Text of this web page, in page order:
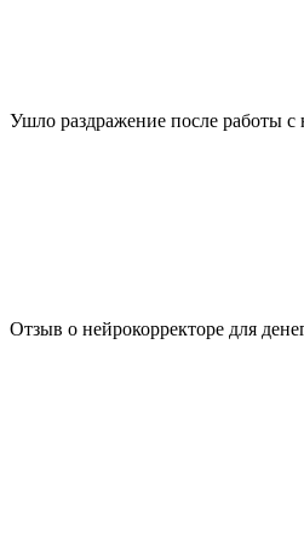
Ушло раздражение после работы с
Отзыв о нейрокорректоре для